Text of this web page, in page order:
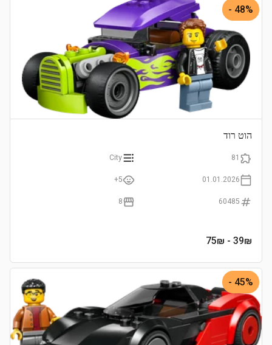
48% -
הוט רוד
81
City
01.01.2026
5+
60485
8
39₪
- 75₪
45% -